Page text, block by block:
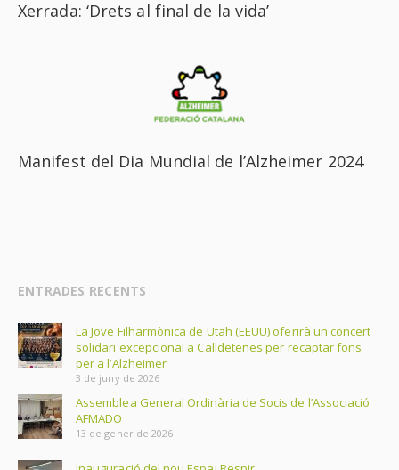
Xerrada: ‘Drets al final de la vida’
Manifest del Dia Mundial de l’Alzheimer 2024
ENTRADES RECENTS
La Jove Filharmònica de Utah (EEUU) oferirà un concert
solidari excepcional a Calldetenes per recaptar fons
per a l’Alzheimer
3 de juny de 2026
Assemblea General Ordinària de Socis de l’Associació
AFMADO
13 de gener de 2026